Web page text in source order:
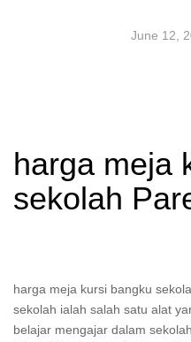
June 12,
harga meja
sekolah
harga meja kursi bangku
sekolah ialah salah satu alat
belajar mengajar dalam